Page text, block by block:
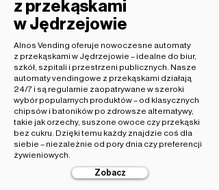
z przekąskami
w Jędrzejowie
Alnos Vending oferuje nowoczesne automaty
z przekąskami w Jędrzejowie – idealne do biur,
szkół, szpitali i przestrzeni publicznych. Nasze
automaty vendingowe z przekąskami działają
24/7 i są regularnie zaopatrywane w szeroki
wybór popularnych produktów – od klasycznych
chipsów i batoników po zdrowsze alternatywy,
takie jak orzechy, suszone owoce czy przekąski
bez cukru. Dzięki temu każdy znajdzie coś dla
siebie – niezależnie od pory dnia czy preferencji
żywieniowych.
Zobacz